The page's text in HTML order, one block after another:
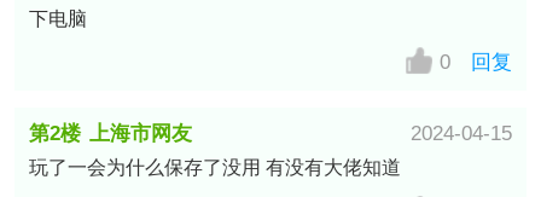
下电脑
0 回复
第2楼 上海市网友 2024-04-15
玩了一会为什么保存了没用 有没有大佬知道